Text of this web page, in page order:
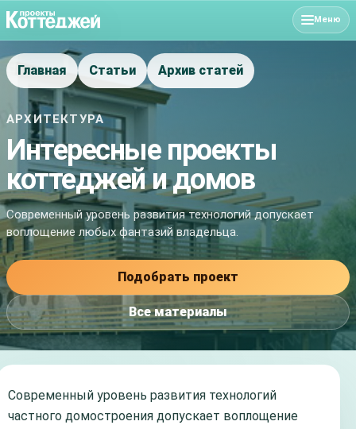
Меню
Главная Статьи Архив статей
АРХИТЕКТУРА
Интересные проекты
коттеджей и домов
Современный уровень развития технологий допускает
воплощение любых фантазий владельца.
Подобрать проект
Все материалы
Современный уровень развития технологий
частного домостроения допускает воплощение